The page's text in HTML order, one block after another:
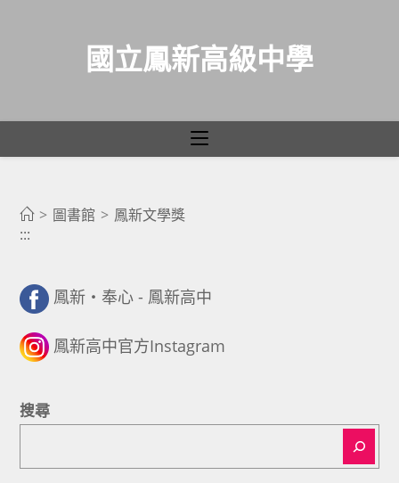
國立鳳新高級中學
> 圖書館 > 鳳新文學獎
:::
鳳新・奉心 - 鳳新高中
鳳新高中官方Instagram
搜尋